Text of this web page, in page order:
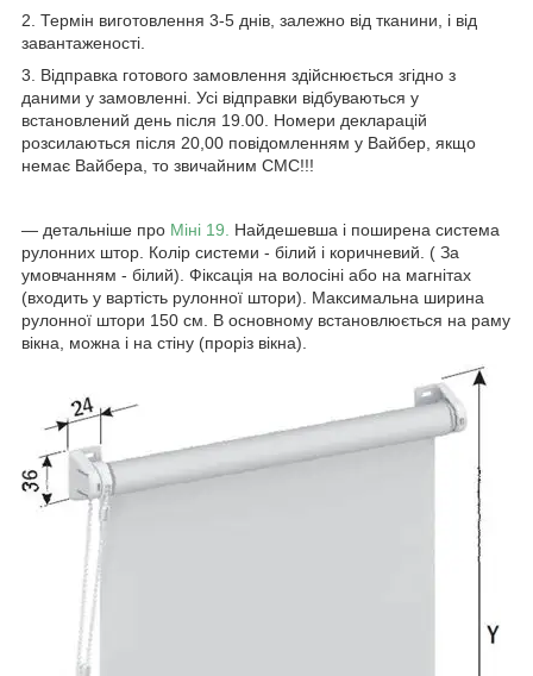
2. Термін виготовлення 3-5 днів, залежно від тканини, і від
завантаженості.
3. Відправка готового замовлення здійснюється згідно з
даними у замовленні. Усі відправки відбуваються у
встановлений день після 19.00. Номери декларацій
розсилаються після 20,00 повідомленням у Вайбер, якщо
немає Вайбера, то звичайним СМС!!!
― детальніше про Міні 19. Найдешевша і поширена система
рулонних штор. Колір системи - білий і коричневий. ( За
умовчанням - білий). Фіксація на волосіні або на магнітах
(входить у вартість рулонної штори). Максимальна ширина
рулонної штори 150 см. В основному встановлюється на раму
вікна, можна і на стіну (проріз вікна).